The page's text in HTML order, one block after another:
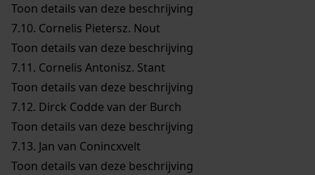
Toon details van deze beschrijving
7.10. Cornelis Pietersz. Nout
Toon details van deze beschrijving
7.11. Cornelis Antonisz. Stant
Toon details van deze beschrijving
7.12. Dirck Codde van der Burch
Toon details van deze beschrijving
7.13. Jan van Conincxvelt
Toon details van deze beschrijving